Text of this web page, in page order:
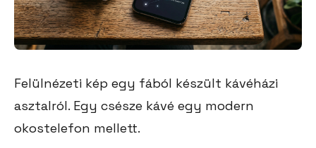
Felülnézeti kép egy fából készült kávéházi
asztalról. Egy csésze kávé egy modern
okostelefon mellett.